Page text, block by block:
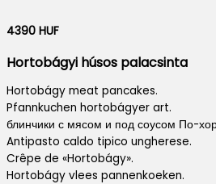
4390 HUF
Hortobágyi húsos palacsinta
Hortobágy meat pancakes.
Pfannkuchen hortobágyer art.
блинчики с мясом и под соусом По-
Antipasto caldo tipico ungherese.
Crêpe de «Hortobágy».
Hortobágy vlees pannenkoeken.